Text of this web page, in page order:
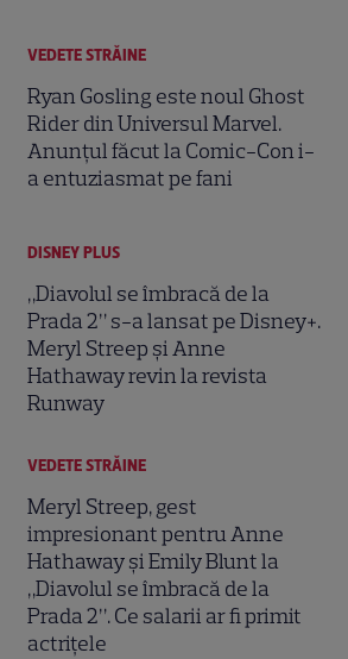
VEDETE STRĂINE
Ryan Gosling este noul Ghost
Rider din Universul Marvel.
Anunțul făcut la Comic-Con i-
a entuziasmat pe fani
DISNEY PLUS
„Diavolul se îmbracă de la
Prada 2” s-a lansat pe Disney+.
Meryl Streep și Anne
Hathaway revin la revista
Runway
VEDETE STRĂINE
Meryl Streep, gest
impresionant pentru Anne
Hathaway și Emily Blunt la
„Diavolul se îmbracă de la
Prada 2”. Ce salarii ar fi primit
actrițele